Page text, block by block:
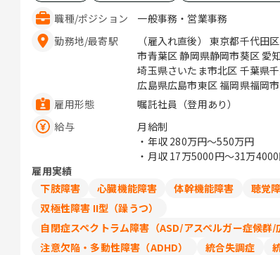
職種/ポジション
一般事務・営業事務
勤務地/最寄駅
（雇入れ直後） 東京都千代田
市青葉区 静岡県静岡市葵区 愛
埼玉県さいたま市北区 千葉県
雇用形態
嘱託社員（登用あり）
給与
月給制
・年収 280万円〜550万円
・月収 17万5000円〜31万
雇用実績
下肢障害
心臓機能障害 体幹機能障害 聴覚
双極性障害 II型（躁うつ）
自閉症スペクトラム障害（ASD/アスペルガー症候群/
注意欠陥・多動性障害（ADHD）
統合失調症